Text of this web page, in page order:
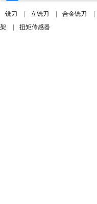
铣刀 立铣刀 合金铣刀
架
扭矩传感器